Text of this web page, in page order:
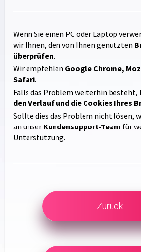
Wenn Sie einen PC oder Laptop
wir Ihnen, den von Ihnen genutzten
überprüfen.
Wir empfehlen Google Chrome,
Safari.
Falls das Problem weiterhin besteht,
den Verlauf und die Cookies Ihres
Sollte dies das Problem nicht lösen,
an unser Kundensupport-Team für
Unterstützung.
Zurück